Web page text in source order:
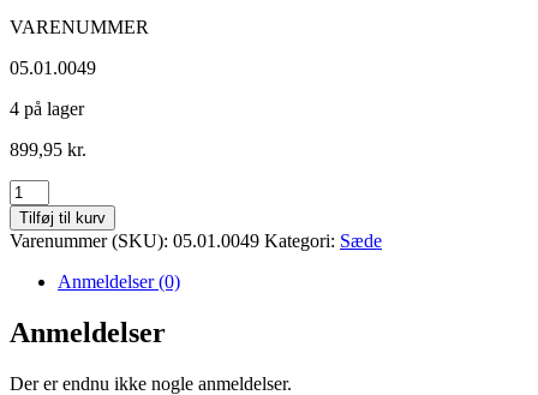
VARENUMMER
05.01.0049
4 på lager
899,95 kr.
Minicar
-
Bagsæde
pude
antal
Tilføj til kurv
Varenummer (SKU): 05.01.0049 Kategori: Sæde
Anmeldelser (0)
Anmeldelser
Der er endnu ikke nogle anmeldelser.